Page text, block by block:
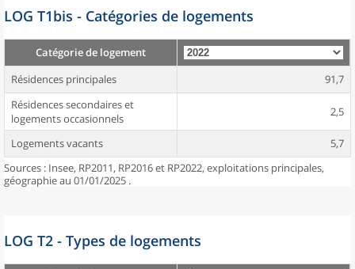
LOG T1bis - Catégories de logements
Catégorie de logement
Résidences principales
91,7
Résidences secondaires et
logements occasionnels
2,5
Logements vacants
5,7
Sources : Insee, RP2011, RP2016 et RP2022, exploitations principales,
géographie au 01/01/2025 .
LOG T2 - Types de logements